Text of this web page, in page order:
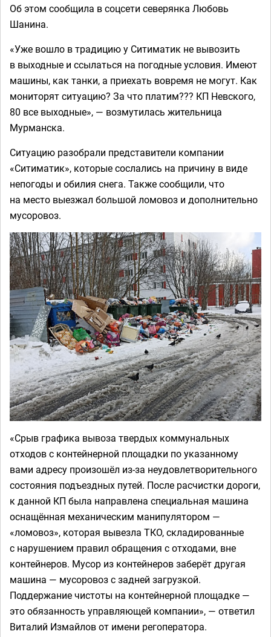
Об этом сообщила в соцсети северянка Любовь
Шанина.
«Уже вошло в традицию у Ситиматик не вывозить
в выходные и ссылаться на погодные условия. Имеют
машины, как танки, а приехать вовремя не могут. Как
мониторят ситуацию? За что платим??? КП Невского,
80 все выходные», — возмутилась жительница
Мурманска.
Ситуацию разобрали представители компании
«Ситиматик», которые сослались на причину в виде
непогоды и обилия снега. Также сообщили, что
на место выезжал большой ломовоз и дополнительно
мусоровоз.
«Срыв графика вывоза твердых коммунальных
отходов с контейнерной площадки по указанному
вами адресу произошёл из-за неудовлетворительного
состояния подъездных путей. После расчистки дороги,
к данной КП была направлена специальная машина
оснащённая механическим манипулятором —
«ломовоз», которая вывезла ТКО, складированные
с нарушением правил обращения с отходами, вне
контейнеров. Мусор из контейнеров заберёт другая
машина — мусоровоз с задней загрузкой.
Поддержание чистоты на контейнерной площадке —
это обязанность управляющей компании», — ответил
Виталий Измайлов от имени регоператора.